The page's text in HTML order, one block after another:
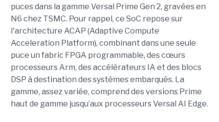
puces dans la gamme Versal Prime Gen 2, gravées en
N6 chez TSMC. Pour rappel, ce SoC repose sur
l'architecture ACAP (Adaptive Compute
Acceleration Platform), combinant dans une seule
puce un fabric FPGA programmable, des cœurs
processeurs Arm, des accélérateurs IA et des blocs
DSP à destination des systèmes embarqués. La
gamme, assez variée, comprend des versions Prime
haut de gamme jusqu’aux processeurs Versal AI Edge.